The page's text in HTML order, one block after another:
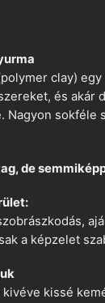
clay)
és akár
Nagyon sokféle
de
a képzelet
kissé